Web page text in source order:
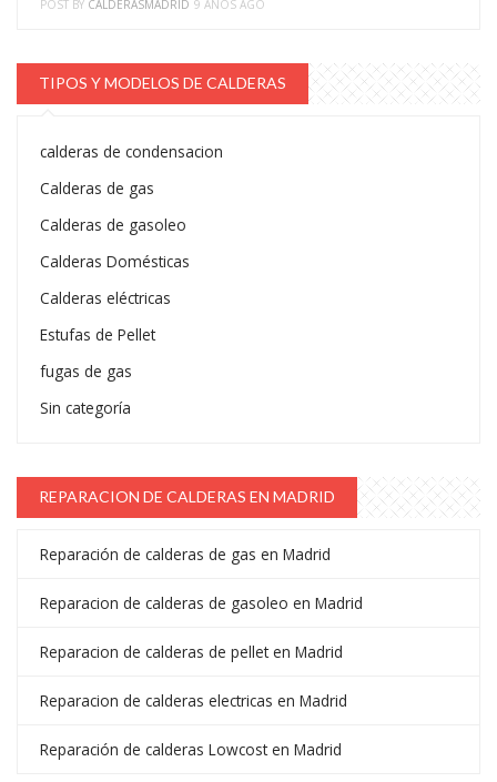
POST BY CALDERASMADRID 9 AÑOS AGO
TIPOS Y MODELOS DE CALDERAS
calderas de condensacion
Calderas de gas
Calderas de gasoleo
Calderas Domésticas
Calderas eléctricas
Estufas de Pellet
fugas de gas
Sin categoría
REPARACION DE CALDERAS EN MADRID
Reparación de calderas de gas en Madrid
Reparacion de calderas de gasoleo en Madrid
Reparacion de calderas de pellet en Madrid
Reparacion de calderas electricas en Madrid
Reparación de calderas Lowcost en Madrid